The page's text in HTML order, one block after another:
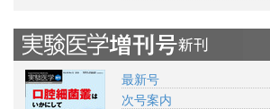
最新号
次号案内